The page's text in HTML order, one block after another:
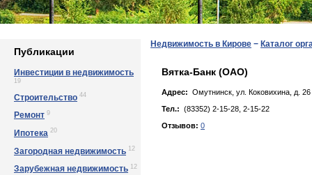
Публикации
Инвестиции в недвижимость
19
Строительство 44
Ремонт 9
Ипотека 20
Загородная недвижимость 12
Зарубежная недвижимость 12
Недвижимость в Кирове − Каталог
Вятка-Банк (ОАО)
Адрес: Омутнинск, yл. Кoкoвиxинa, д. 26
Тел.: (83352) 2-15-28, 2-15-22
Отзывов: 0